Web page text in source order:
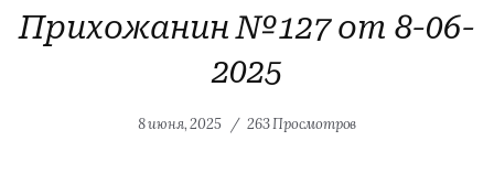
Прихожанин №127 от 8-06-
2025
8 июня, 2025 263 Просмотров